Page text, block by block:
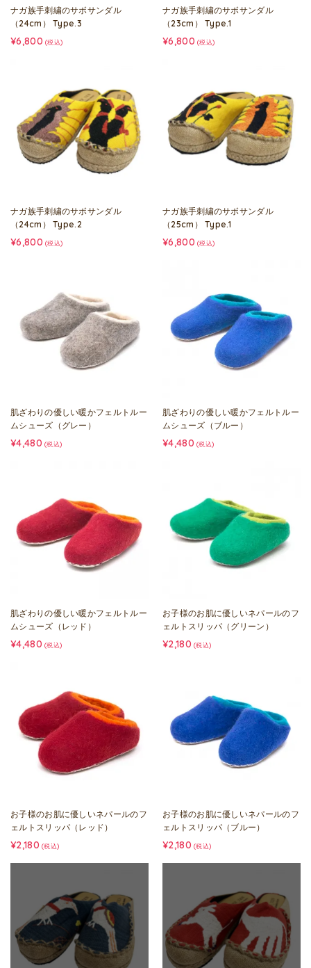
ナガ族手刺繍のサボサンダル
（24cm） Type.3
¥6,800 (税込)
ナガ族手刺繍のサボサンダル
（23cm） Type.1
¥6,800 (税込)
ナガ族手刺繍のサボサンダル
（24cm） Type.2
¥6,800 (税込)
ナガ族手刺繍のサボサンダル
（25cm） Type.1
¥6,800 (税込)
肌ざわりの優しい暖かフェルトルー
ムシューズ（グレー）
¥4,480 (税込)
肌ざわりの優しい暖かフェルトルー
ムシューズ（ブルー）
¥4,480 (税込)
肌ざわりの優しい暖かフェルトルー
ムシューズ（レッド）
¥4,480 (税込)
お子様のお肌に優しいネパールのフ
ェルトスリッパ（グリーン）
¥2,180 (税込)
お子様のお肌に優しいネパールのフ
ェルトスリッパ（レッド）
¥2,180 (税込)
お子様のお肌に優しいネパールのフ
ェルトスリッパ（ブルー）
¥2,180 (税込)